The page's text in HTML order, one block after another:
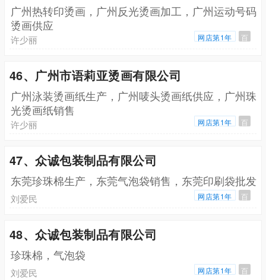
广州热转印烫画，广州反光烫画加工，广州运动号码
烫画供应
许少丽 网店第1年 百
46、广州市语莉亚烫画有限公司
广州泳装烫画纸生产，广州唛头烫画纸供应，广州珠
光烫画纸销售
许少丽 网店第1年 百
47、众诚包装制品有限公司
东莞珍珠棉生产，东莞气泡袋销售，东莞印刷袋批发
刘爱民 网店第1年 百
48、众诚包装制品有限公司
珍珠棉，气泡袋
刘爱民 网店第1年 百